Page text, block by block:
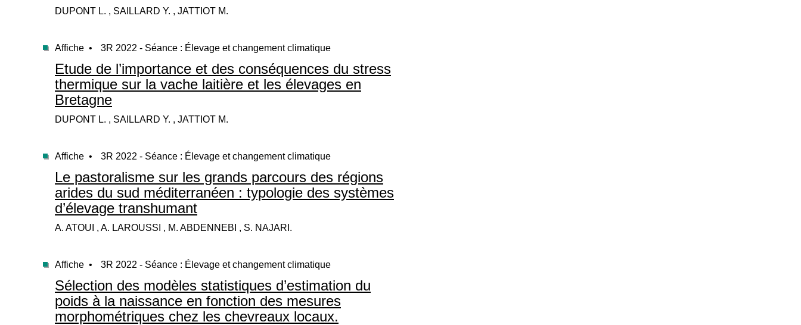
DUPONT L. , SAILLARD Y. , JATTIOT M.
Affiche • 3R 2022 - Séance : Élevage et changement climatique
Etude de l’importance et des conséquences du stress
thermique sur la vache laitière et les élevages en
Bretagne
DUPONT L. , SAILLARD Y. , JATTIOT M.
Affiche • 3R 2022 - Séance : Élevage et changement climatique
Le pastoralisme sur les grands parcours des régions
arides du sud méditerranéen : typologie des systèmes
d’élevage transhumant
A. ATOUI , A. LAROUSSI , M. ABDENNEBI , S. NAJARI.
Affiche • 3R 2022 - Séance : Élevage et changement climatique
Sélection des modèles statistiques d’estimation du
poids à la naissance en fonction des mesures
morphométriques chez les chevreaux locaux.